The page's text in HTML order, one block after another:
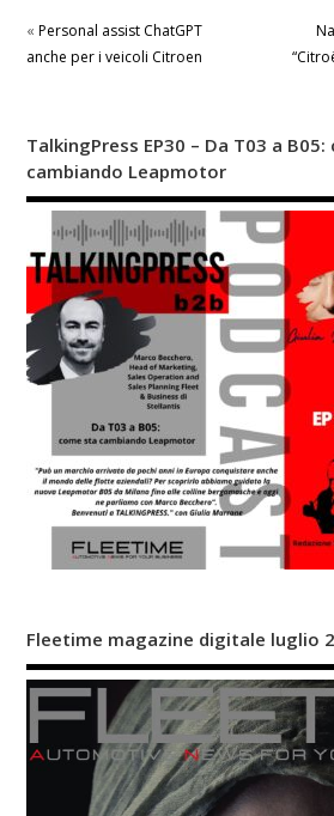
« Personal assist ChatGPT
anche per i veicoli Citroen
TalkingPress EP30 – Da T03 a
cambiando Leapmotor
Fleetime magazine digitale luglio